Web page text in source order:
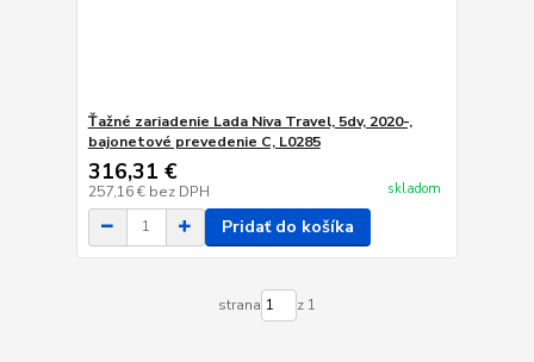
Ťažné zariadenie Lada Niva Travel, 5dv, 2020-,
bajonetové prevedenie C, L0285
316,31 €
257,16 € bez DPH skladom
Pridať do košíka
strana z 1